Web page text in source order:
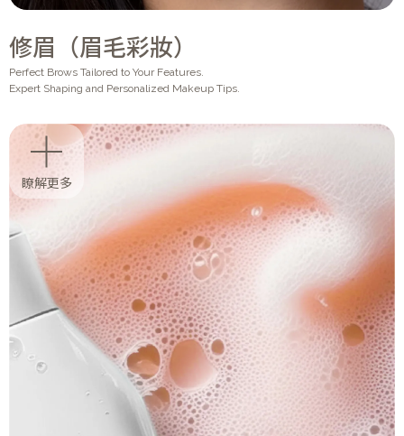
修眉（眉毛彩妝）
Perfect Brows Tailored to Your Features.
Expert Shaping and Personalized Makeup Tips.
瞭解更多